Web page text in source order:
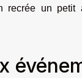
recrée un petit